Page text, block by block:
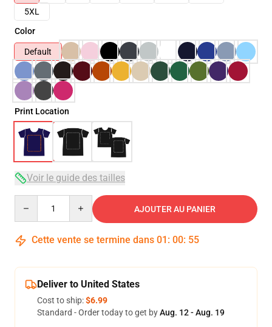
5XL
Color
Default
Print Location
Voir le guide des tailles
AJOUTER AU PANIER
Cette vente se termine dans 01 : 00: 54
Deliver to United States
Cost to ship:$6.99
Standard - Order today to get byAug. 12 - Aug. 19